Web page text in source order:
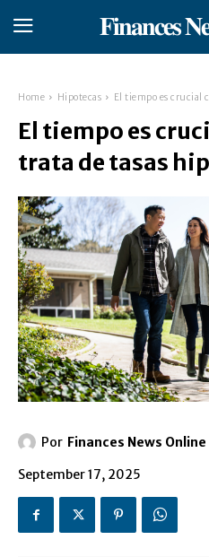
𝐅𝐢𝐧𝐚𝐧𝐜𝐞𝐬
Home Hipotecas El tiempo es crucial
El tiempo es
trata de tasas
Por Finances News Online
September 17, 2025